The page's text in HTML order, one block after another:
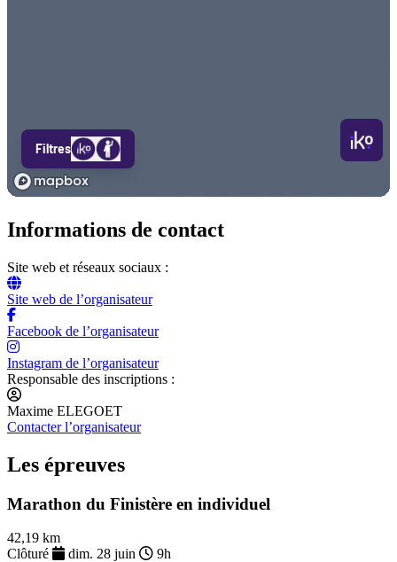
Informations de contact
Site web et réseaux sociaux :
Site web de l’organisateur
Facebook de l’organisateur
Instagram de l’organisateur
Responsable des inscriptions :
Maxime ELEGOET
Contacter l’organisateur
Les épreuves
Marathon du Finistère en individuel
42,19 km
Clôturé
dim. 28 juin 9h